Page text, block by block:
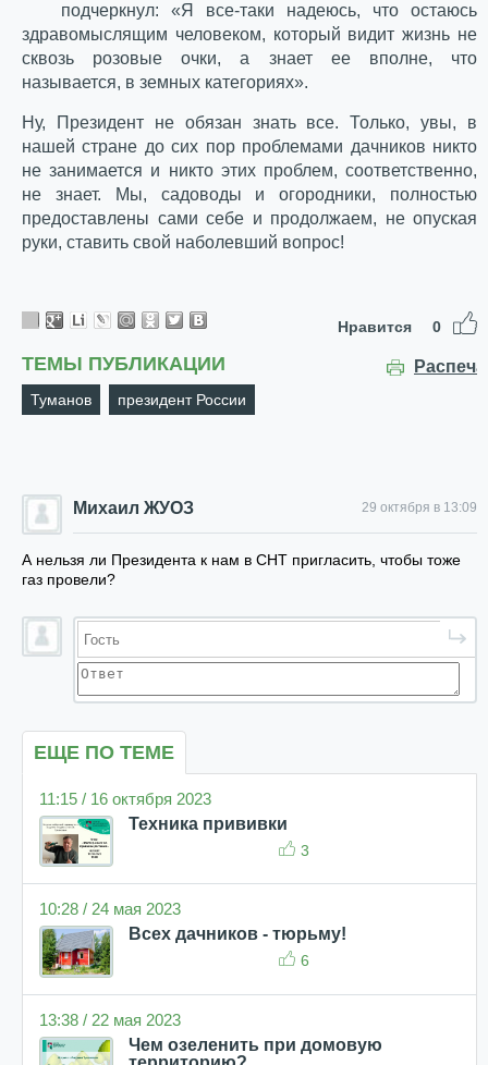
подчеркнул: «Я все-таки надеюсь, что остаюсь
здравомыслящим человеком, который видит жизнь не
сквозь розовые очки, а знает ее вполне, что
называется, в земных категориях».
Ну, Президент не обязан знать все. Только, увы, в
нашей стране до сих пор проблемами дачников никто
не занимается и никто этих проблем, соответственно,
не знает. Мы, садоводы и огородники, полностью
предоставлены сами себе и продолжаем, не опуская
руки, ставить свой наболевший вопрос!
Нравится 0
ТЕМЫ ПУБЛИКАЦИИ
Туманов президент России
Михаил ЖУОЗ 29 октября в 13:09
А нельзя ли Президента к нам в СНТ пригласить, чтобы тоже
газ провели?
ЕЩЕ ПО ТЕМЕ
11:15 / 16 октября 2023
Техника прививки
3
10:28 / 24 мая 2023
Всех дачников - тюрьму!
6
13:38 / 22 мая 2023
Чем озеленить при домовую